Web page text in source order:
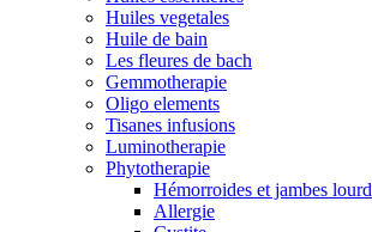
Huiles vegetales
Huile de bain
Les fleures de bach
Gemmotherapie
Oligo elements
Tisanes infusions
Luminotherapie
Phytotherapie
Hémorroides et jambes lourd
Allergie